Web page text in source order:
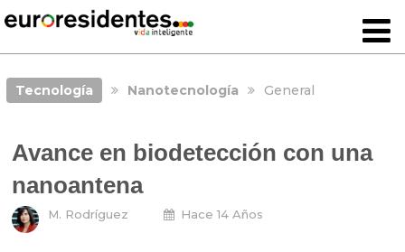
Tecnología Nanotecnología General
Avance en biodetección con una
nanoantena
M. Rodríguez Hace 14 Años